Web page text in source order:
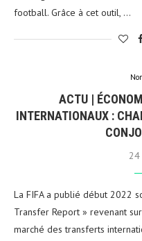
football. Grâce à cet outil, …
ACTU |
INTERNATIONAUX :
24
La FIFA a publié début 2022
Transfer Report » revenant
marché des transferts